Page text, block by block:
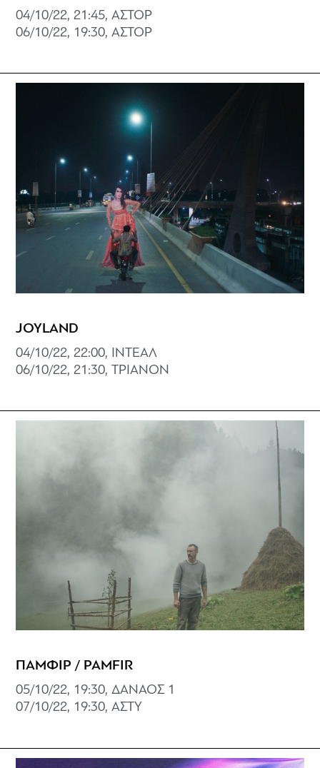
04/10/22, 21:45, ΑΣΤΟΡ
06/10/22, 19:30, ΑΣΤΟΡ
JOYLAND
04/10/22, 22:00, ΙΝΤΕΑΛ
06/10/22, 21:30, ΤΡΙΑΝΟΝ
ΠΑΜΦΙΡ / PAMFIR
05/10/22, 19:30, ΔΑΝΑΟΣ 1
07/10/22, 19:30, ΑΣΤΥ